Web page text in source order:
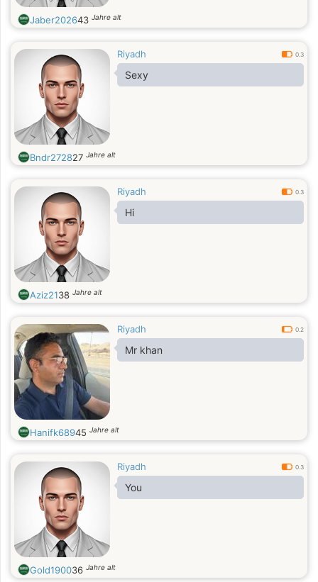
Jaber202643 Jahre alt
Riyadh 0.3
Sexy
Bndr272827 Jahre alt
Riyadh 0.3
Hi
Aziz2138 Jahre alt
Riyadh 0.2
Mr khan
Hanifk68945 Jahre alt
Riyadh 0.3
You
Gold190036 Jahre alt